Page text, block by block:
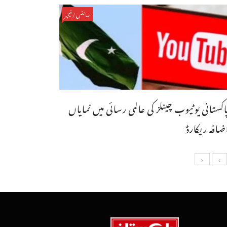
سائنس/فیچر
یوٹیوب چینلز کی عالمی رسائی میں نمایاں
ریکارڈ